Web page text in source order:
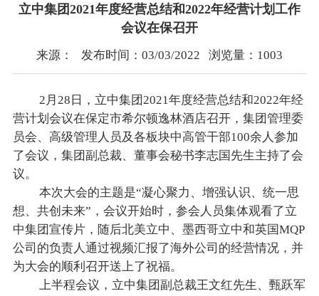
立中集团2021年度经营总结和2022年经营计划工作
会议在保召开
来源： 发布时间：03/03/2022 浏览量：1003
2月28日，立中集团2021年度经营总结和2022年经
营计划会议在保定市希尔顿逸林酒店召开，集团管理委
员会、高级管理人员及各板块中高管干部100余人参加
了会议，集团副总裁、董事会秘书李志国先生主持了会
议。
本次大会的主题是“凝心聚力、增强认识、统一思
想、共创未来”，会议开始时，参会人员集体观看了立
中集团宣传片，随后北美立中、墨西哥立中和英国MQP
公司的负责人通过视频汇报了海外公司的经营情况，并
为大会的顺利召开送上了祝福。
上半程会议，立中集团副总裁王文红先生、甄跃军